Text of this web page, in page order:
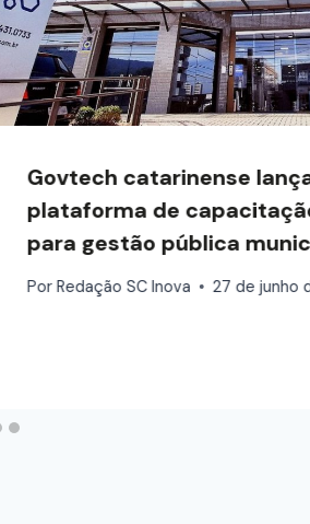
Govtech catarinense
plataforma de
para gestão pública
Por Redação SC Inova 27 de junho